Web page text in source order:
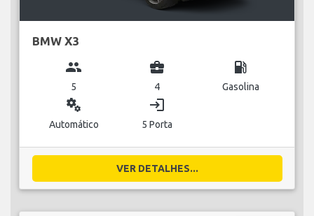
BMW X3
group
5
business_center
4
local_gas_station
Gasolina
miscellaneous_services
Automático
login
5 Porta
VER DETALHES...